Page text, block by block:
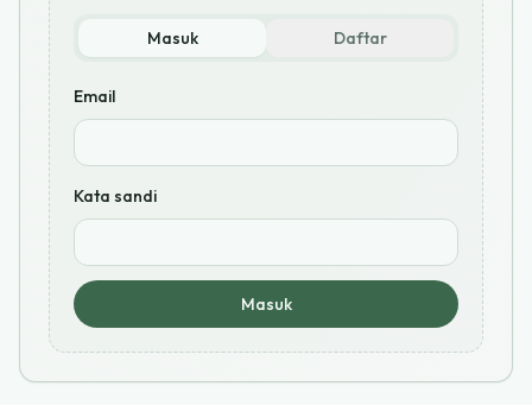
Masuk Daftar
Email
Kata sandi
Masuk